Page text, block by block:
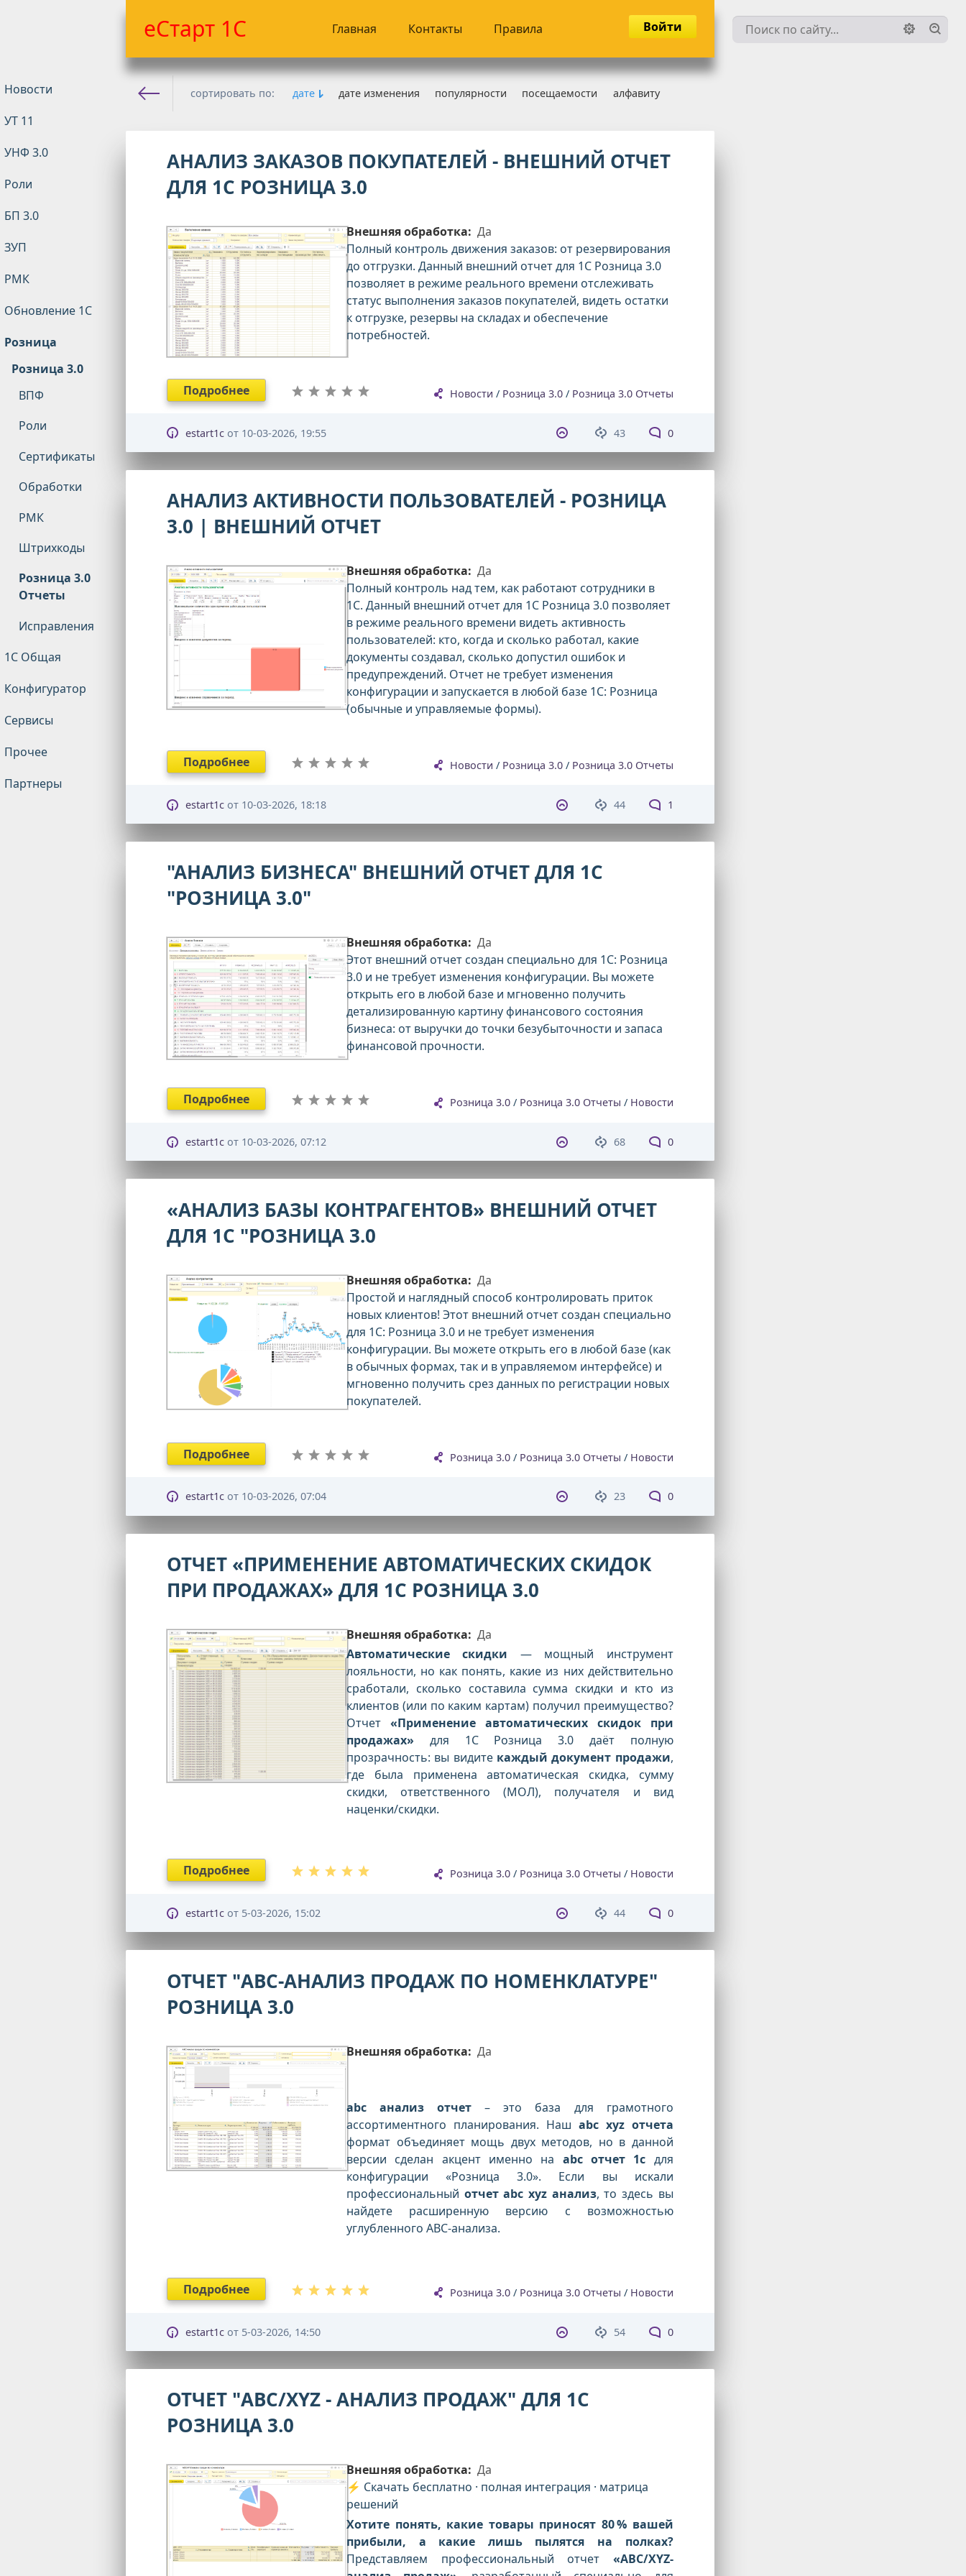
еСтарт 1С Главная Контакты Правила Войти
Новости
УТ 11
УНФ 3.0
Роли
БП 3.0
ЗУП
РМК
Обновление 1С
Розница
Розница 3.0
ВПФ
Роли
Сертификаты
Обработки
РМК
Штрихкоды
Розница 3.0
Отчеты
Исправления
1С Общая
Конфигуратор
Сервисы
Прочее
Партнеры
сортировать по: дате дате изменения популярности посещаемости алфавиту
АНАЛИЗ ЗАКАЗОВ ПОКУПАТЕЛЕЙ - ВНЕШНИЙ ОТЧЕТ
ДЛЯ 1С РОЗНИЦА 3.0
Внешняя обработка: Да
Полный контроль движения заказов: от резервирования
до отгрузки. Данный внешний отчет для 1С Розница 3.0
позволяет в режиме реального времени отслеживать
статус выполнения заказов покупателей, видеть остатки
к отгрузке, резервы на складах и обеспечение
потребностей.
Новости / Розница 3.0/ Розница 3.0 Отчеты
Подробнее
43 0
estart1cот 10-03-2026, 19:55
АНАЛИЗ АКТИВНОСТИ ПОЛЬЗОВАТЕЛЕЙ - РОЗНИЦА
3.0 | ВНЕШНИЙ ОТЧЕТ
Внешняя обработка: Да
Полный контроль над тем, как работают сотрудники в
1С. Данный внешний отчет для 1С Розница 3.0 позволяет
в режиме реального времени видеть активность
пользователей: кто, когда и сколько работал, какие
документы создавал, сколько допустил ошибок и
предупреждений. Отчет не требует изменения
конфигурации и запускается в любой базе 1С: Розница
(обычные и управляемые формы).
Новости / Розница 3.0/ Розница 3.0 Отчеты
Подробнее
44 1
estart1cот 10-03-2026, 18:18
"АНАЛИЗ БИЗНЕСА" ВНЕШНИЙ ОТЧЕТ ДЛЯ 1С
"РОЗНИЦА 3.0"
Внешняя обработка: Да
Этот внешний отчет создан специально для 1С: Розница
3.0 и не требует изменения конфигурации. Вы можете
открыть его в любой базе и мгновенно получить
детализированную картину финансового состояния
бизнеса: от выручки до точки безубыточности и запаса
финансовой прочности.
Розница 3.0/ Розница 3.0 Отчеты / Новости
Подробнее
68 0
estart1cот 10-03-2026, 07:12
«АНАЛИЗ БАЗЫ КОНТРАГЕНТОВ» ВНЕШНИЙ ОТЧЕТ
ДЛЯ 1С "РОЗНИЦА 3.0
Внешняя обработка: Да
Простой и наглядный способ контролировать приток
новых клиентов! Этот внешний отчет создан специально
для 1С: Розница 3.0 и не требует изменения
конфигурации. Вы можете открыть его в любой базе (как
в обычных формах, так и в управляемом интерфейсе) и
мгновенно получить срез данных по регистрации новых
покупателей.
Розница 3.0/ Розница 3.0 Отчеты / Новости
Подробнее
23 0
estart1cот 10-03-2026, 07:04
ОТЧЕТ «ПРИМЕНЕНИЕ АВТОМАТИЧЕСКИХ СКИДОК
ПРИ ПРОДАЖАХ» ДЛЯ 1С РОЗНИЦА 3.0
Внешняя обработка: Да
Автоматические скидки — мощный инструмент
лояльности, но как понять, какие из них действительно
сработали, сколько составила сумма скидки и кто из
клиентов (или по каким картам) получил преимущество?
Отчет «Применение автоматических скидок при
продажах» для 1С Розница 3.0 даёт полную
прозрачность: вы видите каждый документ продажи,
где была применена автоматическая скидка, сумму
скидки, ответственного (МОЛ), получателя и вид
наценки/скидки.
Розница 3.0/ Розница 3.0 Отчеты / Новости
Подробнее
44 0
estart1cот 5-03-2026, 15:02
ОТЧЕТ "ABC-АНАЛИЗ ПРОДАЖ ПО НОМЕНКЛАТУРЕ"
РОЗНИЦА 3.0
Внешняя обработка: Да
abc анализ отчет – это база для грамотного
ассортиментного планирования. Наш abc xyz отчета
формат объединяет мощь двух методов, но в данной
версии сделан акцент именно на abc отчет 1с для
конфигурации «Розница 3.0». Если вы искали
профессиональный отчет abc xyz анализ, то здесь вы
найдете расширенную версию с возможностью
углубленного ABC-анализа.
Розница 3.0/ Розница 3.0 Отчеты / Новости
Подробнее
54 0
estart1cот 5-03-2026, 14:50
ОТЧЕТ "ABC/XYZ - АНАЛИЗ ПРОДАЖ" ДЛЯ 1С
РОЗНИЦА 3.0
Внешняя обработка: Да
⚡ Скачать бесплатно · полная интеграция · матрица
решений
Хотите понять, какие товары приносят 80 % вашей
прибыли, а какие лишь пылятся на полках?
Представляем профессиональный отчет «ABC/XYZ-